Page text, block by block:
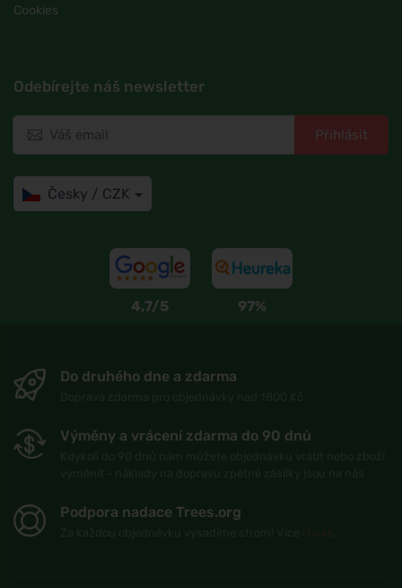
Cookies
Odebírejte náš newsletter
Přihlásit
Česky / CZK
4,7/5 97%
Do druhého dne a zdarma
Výměny a vrácení zdarma do 90 dnů
Podpora nadace Trees.org